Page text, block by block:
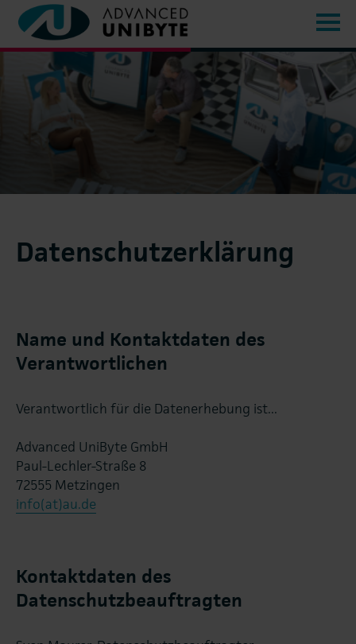
Datenschutzerklärung
Name und Kontaktdaten des
Verantwortlichen
Verantwortlich für die Datenerhebung ist...
Advanced UniByte GmbH
Paul-Lechler-Straße 8
72555 Metzingen
info(at)au.de
Kontaktdaten des
Datenschutzbeauftragten